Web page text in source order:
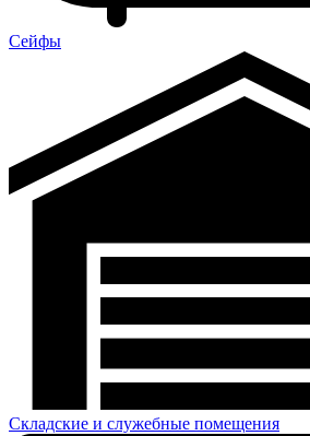
Сейфы
Складские и служебные помещения